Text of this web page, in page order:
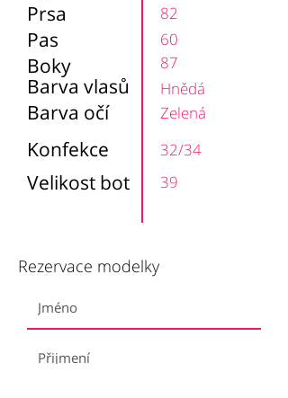
Prsa 82
Barva vlasů
Barva očí
60
87
Hnědá
Zelená
Pas
Boky
Konfekce
32/34
39
Velikost bot
Rezervace modelky